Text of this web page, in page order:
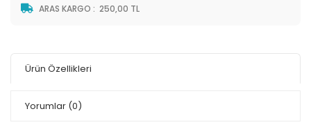
ARAS KARGO : 250,00 TL
Ürün Özellikleri
Yorumlar (0)